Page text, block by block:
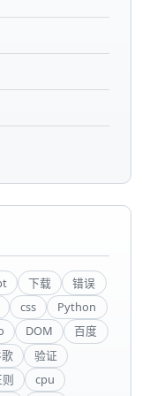
下载
错误
css
Python
DOM
百度
验证
则
cpu